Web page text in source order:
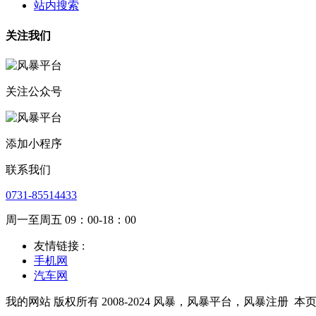
站内搜索
关注我们
关注公众号
添加小程序
联系我们
0731-85514433
周一至周五 09：00-18：00
友情链接 :
手机网
汽车网
我的网站 版权所有 2008-2024 风暴，风暴平台，风暴注册 本